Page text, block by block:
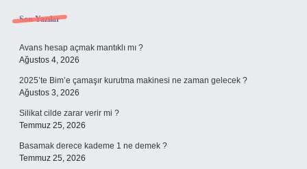
Sidebar
Son Yazılar
Avans hesap açmak mantıklı mı ?
Ağustos 4, 2026
2025’te Bim’e çamaşır kurutma makinesi ne zaman gelecek ?
Ağustos 3, 2026
Silikat cilde zarar verir mi ?
Temmuz 25, 2026
Basamak derece kademe 1 ne demek ?
Temmuz 25, 2026